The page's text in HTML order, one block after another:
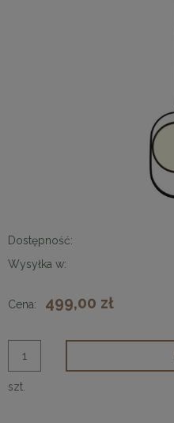
Dostępność:
Wysyłka w:
Cena: 499,00 zł
szt.